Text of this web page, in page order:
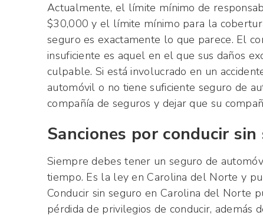
Actualmente, el límite mínimo de
$30,000 y el límite mínimo para la
seguro es exactamente lo que parece. El
insuficiente es aquel en el que sus daños
culpable. Si está involucrado en un
automóvil o no tiene suficiente seguro de
compañía de seguros y dejar que su
Sanciones por conducir
Siempre debes tener un seguro de
tiempo. Es la ley en Carolina del Norte y
Conducir sin seguro en Carolina del Norte
pérdida de privilegios de conducir, además